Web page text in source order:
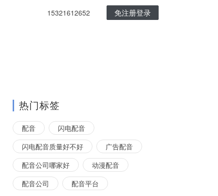
15321612652 免注册登录
热门标签
配音
闪电配音
闪电配音质量好不好
广告配音
配音公司哪家好
动漫配音
配音公司
配音平台